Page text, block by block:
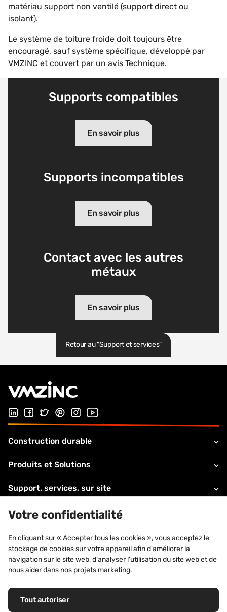
matériau support non ventilé (support direct ou
isolant).
Le système de toiture froide doit toujours être
encouragé, sauf système spécifique, développé par
VMZINC et couvert par un avis Technique.
Supports compatibles
En savoir plus
Supports incompatibles
En savoir plus
Contact avec les autres
métaux
En savoir plus
Retour au "Support et services"
Suivez-nous sur LinkedIn
Suivez-nous sur Facebook
Follow us on Twitter
Suivez-nous sur Pinterest
Suivez-nous sur Instagram
Visiter notre chaîne Youtube
Construction durable
Produits et Solutions
Support, services, sur site
A propos de VMZINC
Informations légales
Contacts
Votre confidentialité
En cliquant sur « Accepter tous les cookies », vous acceptez le
stockage de cookies sur votre appareil afin d'améliorer la
navigation sur le site web, d'analyser l'utilisation du site web et de
nous aider dans nos projets marketing.
Tout autoriser